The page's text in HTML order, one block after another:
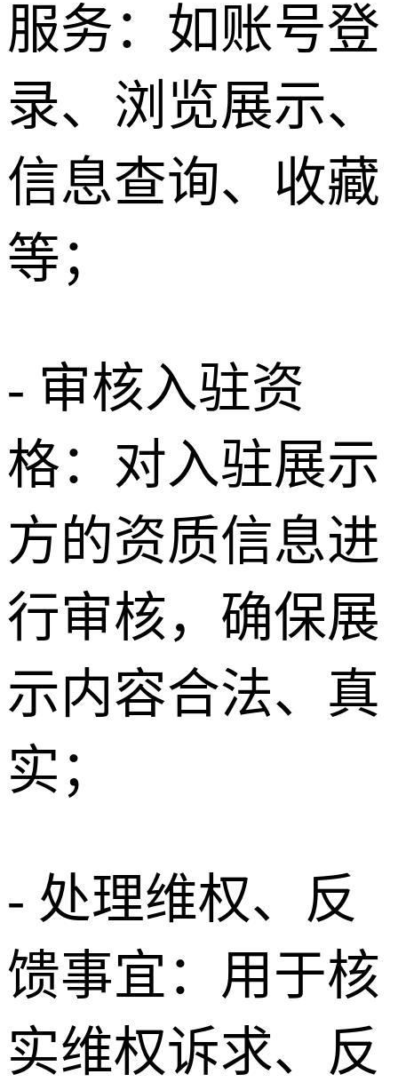
服务：如账号登
录、浏览展示、
信息查询、收藏
等；
- 审核入驻资
格：对入驻展示
方的资质信息进
行审核，确保展
示内容合法、真
实；
- 处理维权、反
馈事宜：用于核
实维权诉求、反